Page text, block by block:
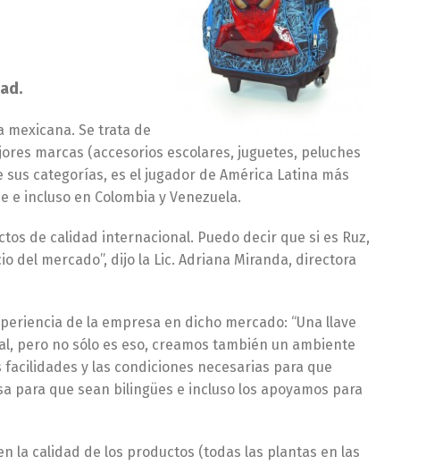
mexicana. Se trata de
marcas (accesorios escolares, juguetes, peluches
categorías, es el jugador de América Latina más
incluso en Colombia y Venezuela.
de calidad internacional. Puedo decir que si es Ruz,
del mercado”, dijo la Lic. Adriana Miranda, directora
de la empresa en dicho mercado: “Una llave
pero no sólo es eso, creamos también un ambiente
y las condiciones necesarias para que
para que sean bilingües e incluso los apoyamos para
la calidad de los productos (todas las plantas en las